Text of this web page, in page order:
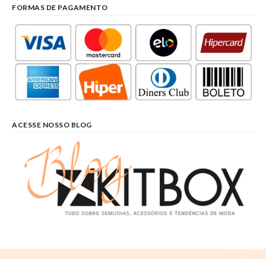
FORMAS DE PAGAMENTO
ACESSE NOSSO BLOG